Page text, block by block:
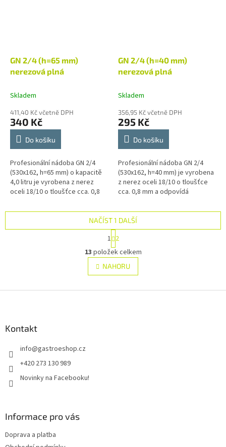
GN 2/4 (h=65 mm)
nerezová plná
Skladem
411,40 Kč včetně DPH
340 Kč
Do košíku
Profesionální nádoba GN 2/4
(530x162, h=65 mm) o kapacitě
4,0 litru je vyrobena z nerez
oceli 18/10 o tloušťce cca. 0,8
nárokům na kvalitu výrobku a
GN 2/4 (h=40 mm)
nerezová plná
Skladem
356,95 Kč včetně DPH
295 Kč
Do košíku
Profesionální nádoba GN 2/4
(530x162, h=40 mm) je vyrobena
z nerez oceli 18/10 o tloušťce
cca. 0,8 mm a odpovídá
výrobku a jeho zpracování....
O
v
l
á
NAČÍST 1 DALŠÍ
t
r
á
n
k
v
1 2
13 položek celkem
NAHORU
Kontakt
info@gastroeshop.cz
+420 273 130 989
Novinky na Facebooku!
Informace pro vás
Doprava a platba